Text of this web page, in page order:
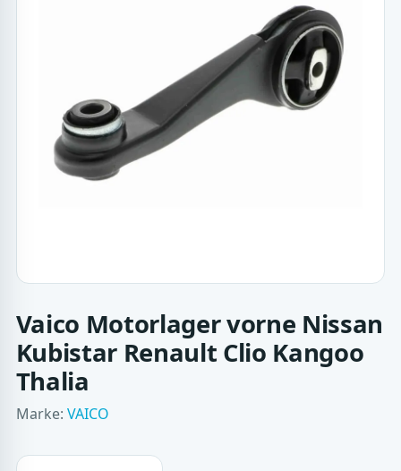
Vaico Motorlager vorne Nissan
Kubistar Renault Clio Kangoo
Thalia
Marke: VAICO